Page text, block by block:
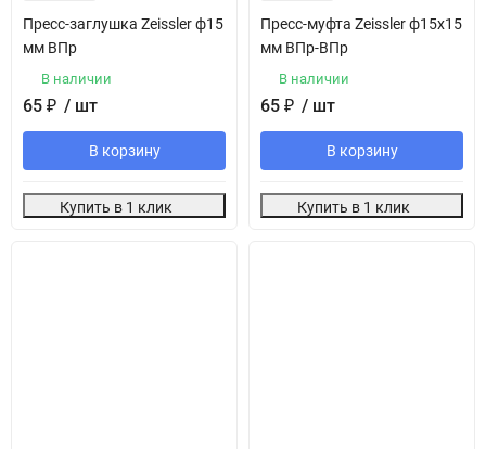
Пресс-заглушка Zeissler ф15
мм ВПр
В наличии
65 ₽ / шт
В корзину
Купить в 1 клик
Пресс-муфта Zeissler ф15х15
мм ВПр-ВПр
В наличии
65 ₽ / шт
В корзину
Купить в 1 клик